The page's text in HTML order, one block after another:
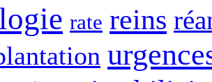
rate reins